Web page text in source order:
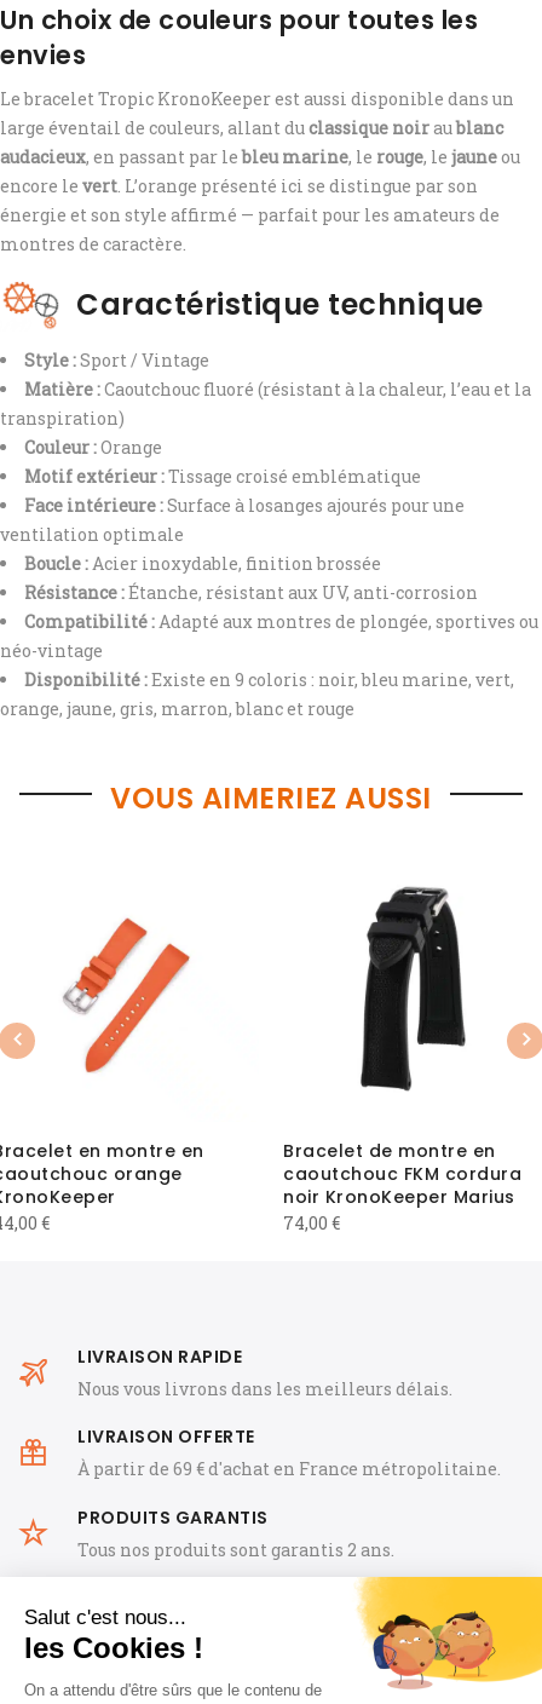
Un choix de couleurs pour toutes les
envies
Le bracelet Tropic KronoKeeper est aussi disponible dans un
large éventail de couleurs, allant duclassique noiraublanc
audacieux, en passant par lebleu marine, le rouge, le jauneou
encore le vert. L’orange présenté ici se distingue par son
énergie et son style affirmé — parfait pour les amateurs de
montres de caractère.
Caractéristique technique
Style :Sport / Vintage
Matière :Caoutchouc fluoré (résistant à la chaleur, l’eau et la
transpiration)
Couleur :Orange
Motif extérieur :Tissage croisé emblématique
Face intérieure :Surface à losanges ajourés pour une
ventilation optimale
Boucle :Acier inoxydable, finition brossée
Résistance :Étanche, résistant aux UV, anti-corrosion
Compatibilité :Adapté aux montres de plongée, sportives ou
néo-vintage
Disponibilité :Existe en 9 coloris : noir, bleu marine, vert,
orange, jaune, gris, marron, blanc et rouge
VOUS AIMERIEZ AUSSI
en montre en
orange
€
Bracelet de montre en
caoutchouc FKM cordura
noir KronoKeeper Marius
74,00 €
LIVRAISON RAPIDE
Nous vous livrons dans les meilleurs délais.
LIVRAISON OFFERTE
À partir de 69 € d'achat en France métropolitaine.
PRODUITS GARANTIS
Tous nos produits sont garantis 2 ans.